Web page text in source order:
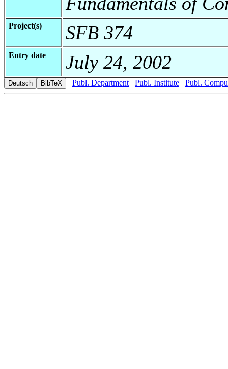
Project(s) SFB 374
Entry date July 24, 2002
Publ. Department Publ. Institute Publ.